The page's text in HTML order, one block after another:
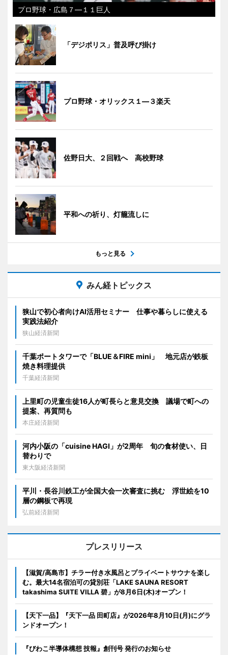
プロ野球・広島７―１１巨人
「デジポリス」普及呼び掛け
プロ野球・オリックス１―３楽天
佐野日大、２回戦へ 高校野球
平和への祈り、灯籠流しに
もっと見る
みん経トピックス
狭山で初心者向けAI活用セミナー 仕事や暮らしに使える
実践法紹介
狭山経済新聞
千葉ポートタワーで「BLUE＆FIRE mini」 地元店が鉄板
焼き料理提供
千葉経済新聞
上里町の児童生徒16人が町長らと意見交換 議場で町への
提案、再質問も
本庄経済新聞
河内小阪の「cuisine HAGI」が2周年 旬の食材使い、日
替わりで
東大阪経済新聞
平川・長谷川鉄工が全国大会一次審査に挑む 浮世絵を10
層の鋼板で再現
弘前経済新聞
プレスリリース
【滋賀/高島市】チラー付き水風呂とプライベートサウナを楽し
む。最大14名宿泊可の貸別荘「LAKE SAUNA RESORT
takashima SUITE VILLA 碧」が8月6日(木)オープン！
【天下一品】『天下一品 田町店』が2026年8月10日(月)にグラ
ンドオープン！
『びわこ半導体構想 技報』創刊号 発行のお知らせ